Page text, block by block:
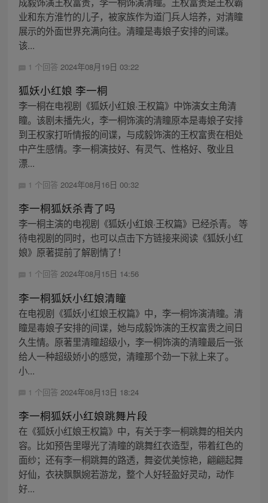
业和东方淮竹的儿子，被家族作为道门兵人培养，对清瞳
展示的外面世界充满向往。清瞳是毒娘子安排的间谍。
该...
1 个回答 2024年08月19日 03:22
狐妖小红娘 李一桐
李一桐在电视剧《狐妖小红娘·王权篇》中饰演女主角清
瞳。该剧未播先火，李一桐饰演的清瞳原本是毒娘子安排
到王权家打听情报的间谍，与成毅饰演的王权富贵在相处
中产生感情。李一桐演技好、有灵气、性格好、敬业且
漂...
1 个回答 2024年08月16日 00:32
李一桐狐妖杀青了吗
李一桐主演的电视剧《狐妖小红娘·王权篇》已经杀青。 等
待电视剧的同时，也可以点击下方链接来阅读《狐妖小红
娘》原著提前了解剧情了！
1 个回答 2024年08月15日 14:56
李一桐狐妖小红娘清瞳
在电视剧《狐妖小红娘王权篇》中，李一桐饰演清瞳。清
瞳是毒娘子安排的间谍，她与成毅饰演的王权富贵之间日
久生情。原著里清瞳超级小，李一桐饰演的清瞳最后一张
给人一种超级娇小的感觉，清瞳那个劲一下就上来了。
小...
1 个回答 2024年08月13日 18:24
李一桐狐妖小红娘跳舞片段
在《狐妖小红娘王权篇》中，有关于李一桐跳舞的相关内
容。比如预告里曝光了清瞳的跳舞红衣造型，带着红色的
面纱；还有李一桐跳舞的路透，舞姿优美惊艳，翩翩起舞
好仙，衣袂飘飘婉若游龙，整个人好轻盈好灵动，动作
好...